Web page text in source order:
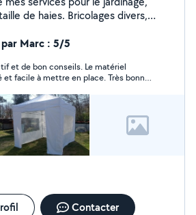
de haies. Bricolages divers,
3x6 mètres. 2 Barnums 3x3
Marc : 5/5
et de bon conseils. Le matériel
et facile à mettre en place. Très bonne
Contacter